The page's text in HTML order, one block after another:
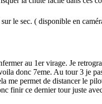
le sec. ( disponible en
au 1er virage. Je
donc 7eme. Au tour 3 je
me permet de distancer le
finir ce dernier tour juste